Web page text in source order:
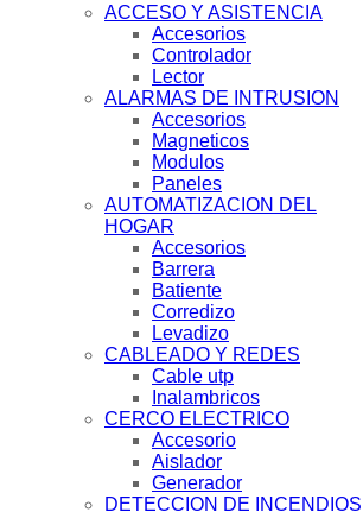
ACCESO Y ASISTENCIA
Accesorios
Controlador
Lector
ALARMAS DE INTRUSION
Accesorios
Magneticos
Modulos
Paneles
AUTOMATIZACION DEL
HOGAR
Accesorios
Barrera
Batiente
Corredizo
Levadizo
CABLEADO Y REDES
Cable utp
Inalambricos
CERCO ELECTRICO
Accesorio
Aislador
Generador
DETECCION DE INCENDIOS